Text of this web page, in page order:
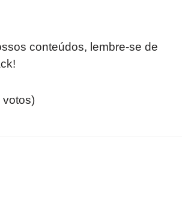
conteúdos, lembre-se de
votos)